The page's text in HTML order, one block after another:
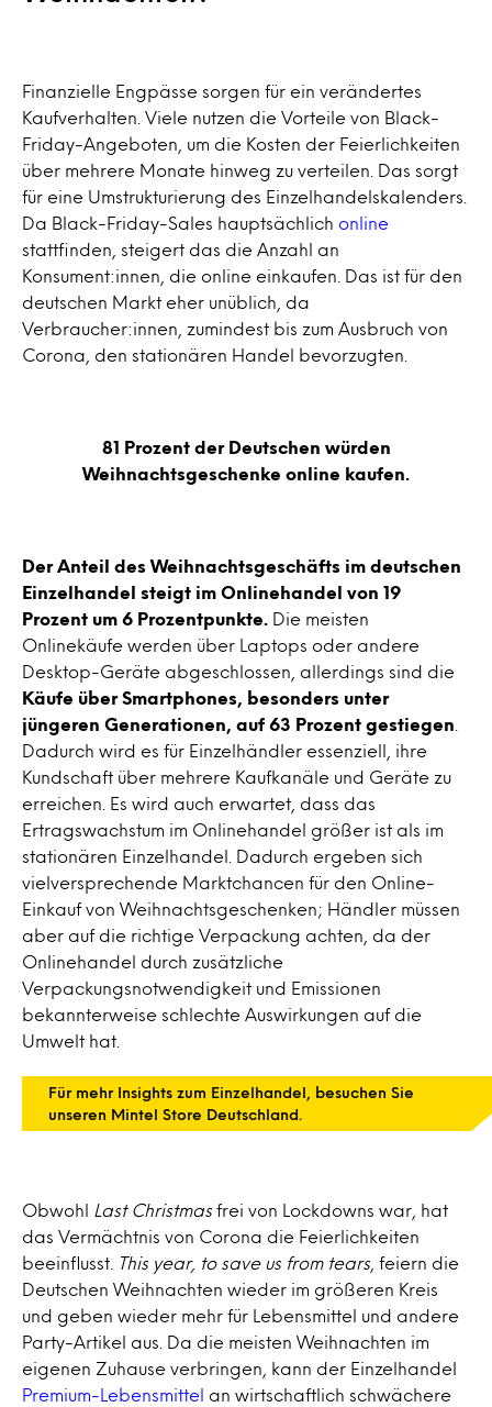
Finanzielle Engpässe sorgen für ein verändertes
Kaufverhalten. Viele nutzen die Vorteile von Black-
Friday-Angeboten, um die Kosten der Feierlichkeiten
über mehrere Monate hinweg zu verteilen. Das sorgt
für eine Umstrukturierung des Einzelhandelskalenders.
Da Black-Friday-Sales hauptsächlich online
stattfinden, steigert das die Anzahl an
Konsument:innen, die online einkaufen. Das ist für den
deutschen Markt eher unüblich, da
Verbraucher:innen, zumindest bis zum Ausbruch von
Corona, den stationären Handel bevorzugten.
81 Prozent der Deutschen würden
Weihnachtsgeschenke online kaufen.
Der Anteil des Weihnachtsgeschäfts im deutschen
Einzelhandel steigt im Onlinehandel von 19
Prozent um 6 Prozentpunkte.
Die meisten
Onlinekäufe werden über Laptops oder andere
Desktop-Geräte abgeschlossen, allerdings sind die
Käufe über Smartphones, besonders unter
jüngeren Generationen, auf 63 Prozent gestiegen
Dadurch wird es für Einzelhändler essenziell, ihre
Kundschaft über mehrere Kaufkanäle und Geräte zu
erreichen. Es wird auch erwartet, dass das
Ertragswachstum im Onlinehandel größer ist als im
stationären Einzelhandel. Dadurch ergeben sich
vielversprechende Marktchancen für den Online-
Einkauf von Weihnachtsgeschenken; Händler müssen
aber auf die richtige Verpackung achten, da der
Onlinehandel durch zusätzliche
Verpackungsnotwendigkeit und Emissionen
bekannterweise schlechte Auswirkungen auf die
Umwelt hat.
Für mehr Insights zum Einzelhandel, besuchen Sie
unseren Mintel Store Deutschland.
Obwohl Last Christmas frei von Lockdowns war, hat
das Vermächtnis von Corona die Feierlichkeiten
beeinflusst.
This year, to save us from tears , feiern die
Deutschen Weihnachten wieder im größeren Kreis
und geben wieder mehr für Lebensmittel und andere
Party-Artikel aus. Da die meisten Weihnachten im
eigenen Zuhause verbringen, kann der Einzelhandel
Premium-Lebensmittel
an wirtschaftlich schwächere